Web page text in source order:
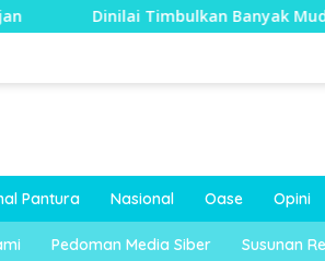
Timbulkan Banyak Mudharat,
Pantura Nasional Oase Opini
Pedoman Media Siber Susunan